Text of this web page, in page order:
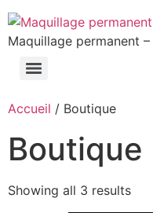
Maquillage permanent
Accueil / Boutique
Boutique
Showing all 3 results